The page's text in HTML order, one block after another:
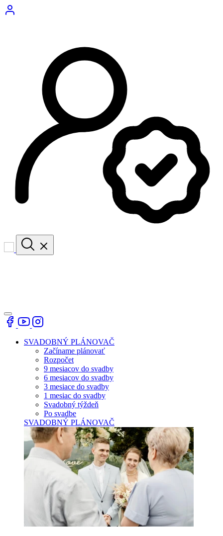
SVADOBNÝ PLÁNOVAČ
Začíname plánovať
Rozpočet
9 mesiacov do svadby
6 mesiacov do svadby
3 mesiace do svadby
1 mesiac do svadby
Svadobný týždeň
Po svadbe
SVADOBNÝ PLÁNOVAČ